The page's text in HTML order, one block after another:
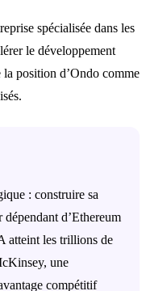
spécialisée dans les
le développement
position d’Ondo comme
: construire sa
d’Ethereum
atteint les trillions de
une
compétitif